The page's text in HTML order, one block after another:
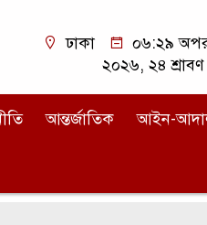
ঢাকা
০৬:২৯
২০২৬, ২৪ শ্রাবণ
আন্তর্জাতিক আইন-